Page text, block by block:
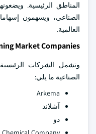
المناطق الرئيسية.
الصناعي، ويسهمون
العالمية.
Market Companies
وتشمل الشركات
الصناعية ما يلي:
Arkema
آشلاند
دو